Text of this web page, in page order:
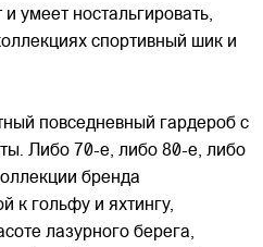
умеет ностальгировать,
спортивный шик и
повседневный гардероб с
Либо 70-е, либо 80-е, либо
бренда
к гольфу и яхтингу,
лазурного берега,